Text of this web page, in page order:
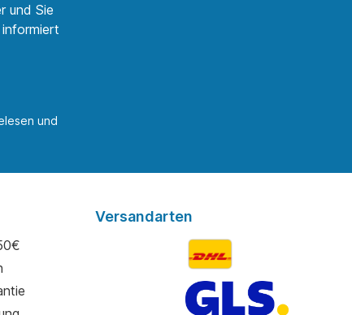
und Sie
und
Versandarten